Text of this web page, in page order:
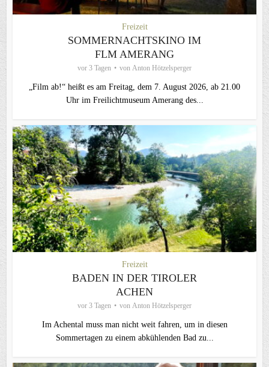
Freizeit
SOMMERNACHTSKINO IM
FLM AMERANG
vor 3 Tagen von Anton Hötzelsperger
„Film ab!“ heißt es am Freitag, dem 7. August 2026, ab 21.00
Uhr im Freilichtmuseum Amerang des...
Freizeit
BADEN IN DER TIROLER
ACHEN
vor 3 Tagen von Anton Hötzelsperger
Im Achental muss man nicht weit fahren, um in diesen
Sommertagen zu einem abkühlenden Bad zu...